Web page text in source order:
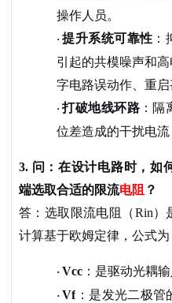
操作人员。
·提升系统可靠性
引起的共模噪声和
字电路误动作、重启
·打破地线环路 ：
位差造成的干扰电流
3. 问：在设计电路时，如
端选取合适的限流电阻 ？
答：选取限流电阻（Rin）
计算基于欧姆定律，公式为
· Vcc：是驱动光耦输
· Vf ：是发光二极